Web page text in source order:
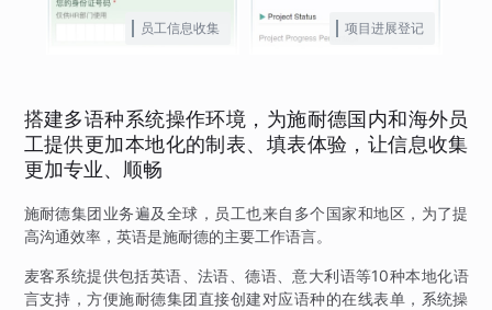
员工信息收集 项目进展登记
搭建多语种系统操作环境，为施耐德国内和海外员
工提供更加本地化的制表、填表体验，让信息收集
更加专业、顺畅
施耐德集团业务遍及全球，员工也来自多个国家和地区，为了提
高沟通效率，英语是施耐德的主要工作语言。
麦客系统提供包括英语、法语、德语、意大利语等10种本地化语
言支持，方便施耐德集团直接创建对应语种的在线表单，系统操